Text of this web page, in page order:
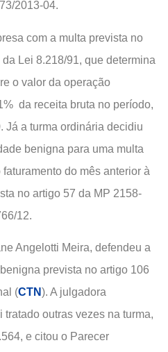
2013-04.
com a multa prevista no
Lei 8.218/91, que determina
o valor da operação
da receita bruta no período,
Já a turma ordinária decidiu
benigna para uma multa
do mês anterior à
no artigo 57 da MP 2158-
12.
Angelotti Meira, defendeu a
prevista no artigo 106
(CTN). A julgadora
outras vezes na turma,
e citou o Parecer